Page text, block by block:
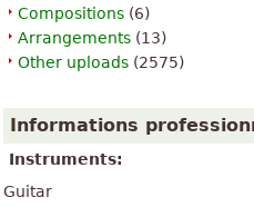
Compositions (6)
Arrangements (13)
Other uploads (2575)
Informations
Instruments:
Guitar